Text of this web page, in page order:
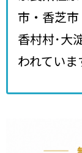
市・香芝市
香村村･大
われていま